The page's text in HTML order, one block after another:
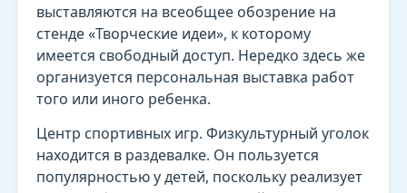
выставляются на всеобщее обозрение на
стенде «Творческие идеи», к которому
имеется свободный доступ. Нередко здесь же
организуется персональная выставка работ
того или иного ребенка.
Центр спортивных игр. Физкультурный уголок
находится в раздевалке. Он пользуется
популярностью у детей, поскольку реализует